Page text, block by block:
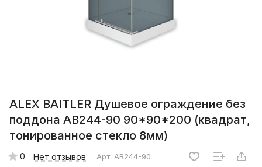
ALEX BAITLER Душевое ограждение без
поддона AB244-90 90*90*200 (квадрат,
тонированное стекло 8мм)
0 Нет отзывов Арт. AB244-90